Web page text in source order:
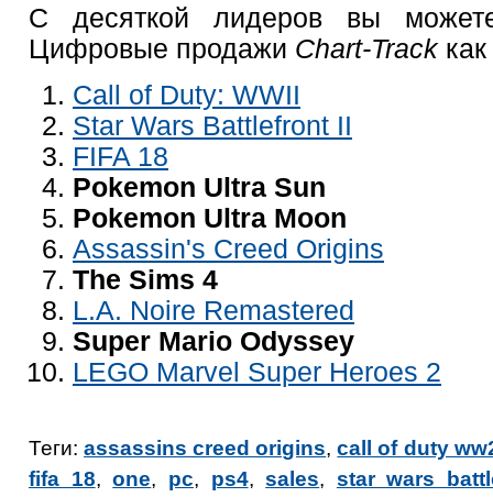
С десяткой лидеров вы
Цифровые продажи Chart-Trackкак
Call of Duty: WWII
Star Wars Battlefront II
FIFA 18
Pokemon Ultra Sun
Pokemon Ultra Moon
Assassin's Creed Origins
The Sims 4
L.A. Noire Remastered
Super Mario Odyssey
LEGO Marvel Super Heroes 2
Теги:assassins creed origins,call of duty
fifa 18,one, pc, ps4,sales, star wars